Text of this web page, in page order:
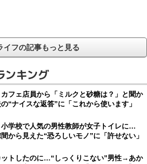
イフの記事もっと見る
ンキング
カフェ店員から「ミルクと砂糖は？」と聞か
ナイスな返答”に「これから使います」
小学校で人気の男性教師が女子トイレに…
から見えた“恐ろしいモノ”に「許せない」
ットしたのに…“しっくりこない”男性→あか